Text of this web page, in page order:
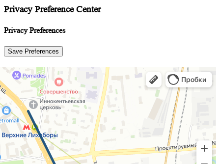
Privacy Preference Center
Privacy Preferences